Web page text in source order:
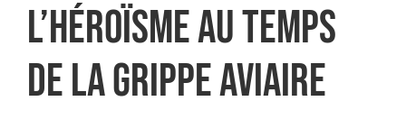
L’Héroïsme au temps
de la grippe aviaire